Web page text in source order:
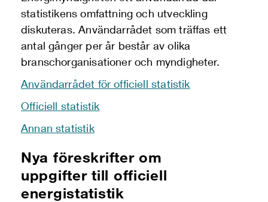
statistikens omfattning och utveckling
diskuteras. Användarrådet som träffas ett
antal gånger per år består av olika
branschorganisationer och myndigheter.
Användarrådet för officiell statistik
Officiell statistik
Annan statistik
Nya föreskrifter om
uppgifter till officiell
energistatistik